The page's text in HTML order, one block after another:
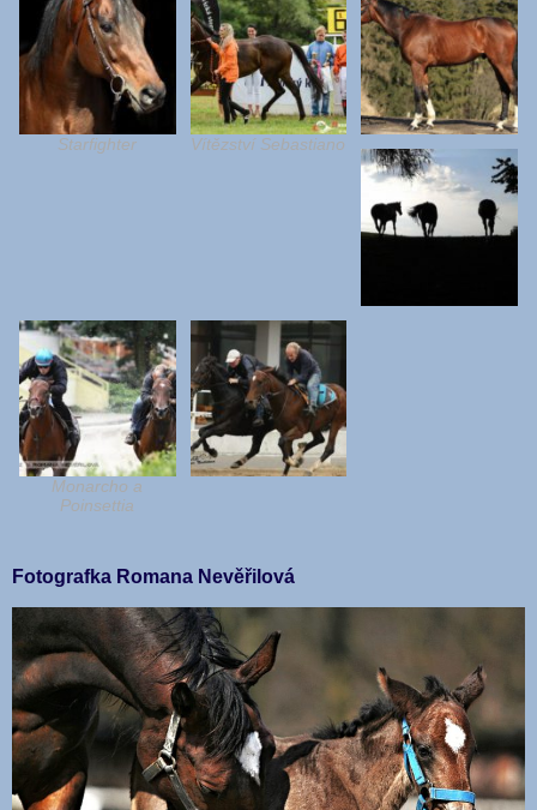
Starfighter Vítězství Sebastiano
Monarcho a
Poinsettia
Fotografka Romana Nevěřilová